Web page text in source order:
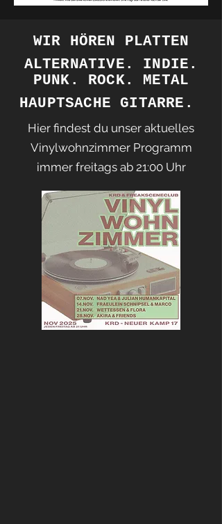
WIR HÖREN PLATTEN
ALTERNATIVE. INDIE.
PUNK. ROCK. METAL
HAUPTSACHE GITARRE.
Hier findest du unser aktuelles
Vinylwohnzimmer Programm
immer freitags ab 21:00 Uhr